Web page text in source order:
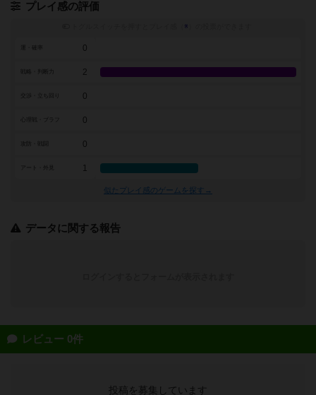
プレイ感の評価
※
0
戦略・判断力 2
0
0
0
アート・外見 1
似たプレイ感のゲームを探す→
データに関する報告
レビュー 0件
投稿を募集しています